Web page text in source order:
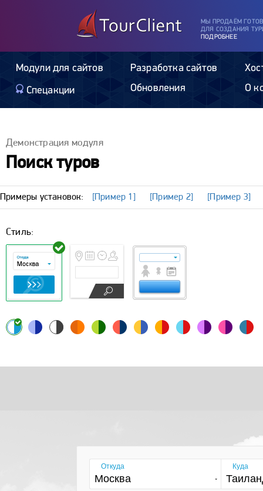
МЫ ПРОДАЁМ
ДЛЯ СОЗДАНИЯ
ПОДРОБНЕЕ
Модули для сайтов Разработка сайтов
Спецакции
Обновления О
Демонстрация модуля
Поиск туров
Примеры установок: [Пример 1] [Пример 2] [Пример 3]
Стиль: